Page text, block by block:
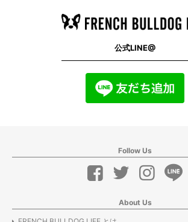
公式LINE@
Follow Us
About Us